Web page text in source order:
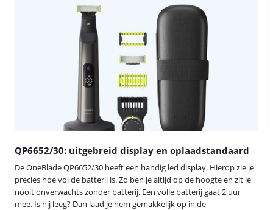
QP6652/30: uitgebreid display en oplaadstandaard
De OneBlade QP6652/30 heeft een handig led display. Hierop zie je
precies hoe vol de batterij is. Zo ben je altijd op de hoogte en zit je
nooit onverwachts zonder batterij. Een volle batterij gaat 2 uur
mee. Is hij leeg? Dan laad je hem gemakkelijk op in de